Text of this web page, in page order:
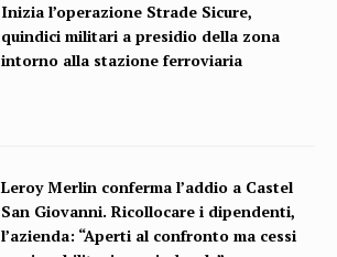
Inizia l’operazione Strade Sicure,
quindici militari a presidio della zona
intorno alla stazione ferroviaria
Leroy Merlin conferma l’addio a Castel
San Giovanni. Ricollocare i dipendenti,
l’azienda: “Aperti al confronto ma cessi